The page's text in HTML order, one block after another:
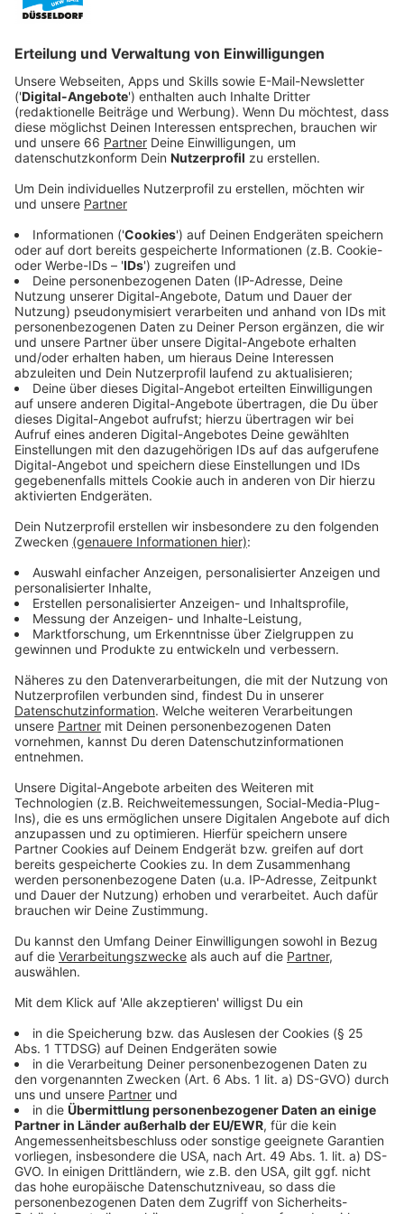
Anzeige
Software-Entwicklerin Lily Chan (Sonoya Mizuno) ahnt
nichts Gutes. Ohne genau über die geheimnisvollen
Projekte Bescheid zu wissen, an denen dort
gearbeitet wird, beginnt Lily Zusammenhänge
zwischen jener Abteilung und der Ermordung ihres
Freundes zu sehen. Sie beginnt, auf eigene Faust zu
ermitteln und hat dabei vor allem einen im Visier –
ihren zwielichtigen Chef Forest.
Streaming-Dienst: Fox Channel / Sky Ticket
Anzeige
Wir benötigen Ihre
Zustimmung, um den YouTube
Video-Service zu laden!
Wir verwenden einen Service eines
Drittanbieters, um Videoinhalte
einzubetten. Dieser Service kann
Daten zu Ihren Aktivitäten
sammeln. Bitte lesen Sie die
Details durch und stimmen Sie der
Nutzung des Service zu, um dieses
Video anzusehen.
Mehr Informationen
powered byUsercentrics Consent
Management Platform
Der „Freitod“ eines Mitarbeiters wirft einige Fragen
auf. Was passiert wirklich in der Abteilung „Devs“
Anzeige
© Copyright: Sky /Fox
Lily ahnt, dass in der düsteren Abteilung Dinge
Anzeige
©Copyright: Sky /Fox
Forest vergöttert seine Tochter. Doch die Kleine ist tot.
Sollen die Entwickler sie wieder zum Leben erwecken?
Anzeige